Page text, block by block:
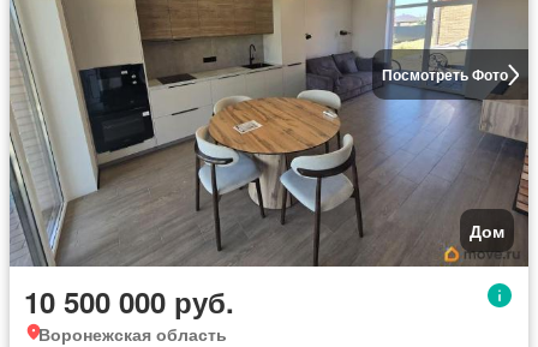
Посмотреть Фото
Дом
10 500 000 руб.
Воронежская область